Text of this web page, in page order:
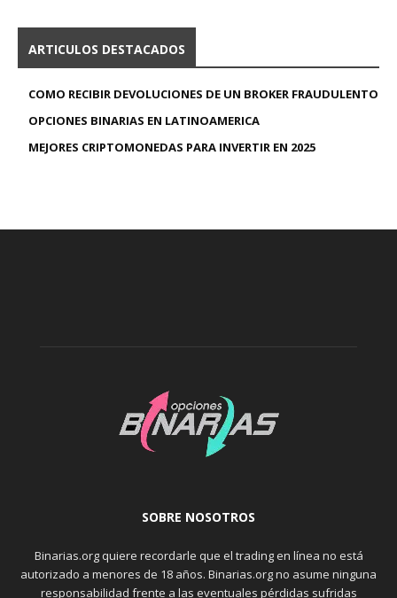
ARTICULOS DESTACADOS
COMO RECIBIR DEVOLUCIONES DE UN BROKER FRAUDULENTO
OPCIONES BINARIAS EN LATINOAMERICA
MEJORES CRIPTOMONEDAS PARA INVERTIR EN 2025
SOBRE NOSOTROS
Binarias.org quiere recordarle que el trading en línea no está
autorizado a menores de 18 años. Binarias.org no asume ninguna
responsabilidad frente a las eventuales pérdidas sufridas